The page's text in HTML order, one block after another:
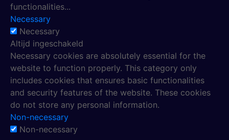
functionalities...
Necessary
Necessary
Altijd ingeschakeld
Necessary cookies are absolutely essential for the
website to function properly. This category only
includes cookies that ensures basic functionalities
and security features of the website. These cookies
do not store any personal information.
Non-necessary
Non-necessary